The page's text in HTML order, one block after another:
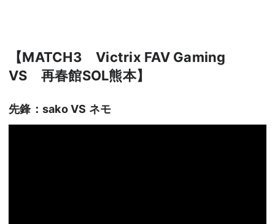
【MATCH3 Victrix FAV Gaming
VS 再春館SOL熊本】
先鋒：sako VS ネモ